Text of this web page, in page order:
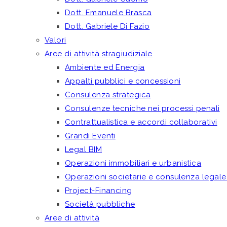
Dott. Emanuele Brasca
Dott. Gabriele Di Fazio
Valori
Aree di attività stragiudiziale
Ambiente ed Energia
Appalti pubblici e concessioni
Consulenza strategica
Consulenze tecniche nei processi penali
Contrattualistica e accordi collaborativi
Grandi Eventi
Legal BIM
Operazioni immobiliari e urbanistica
Operazioni societarie e consulenza legale
Project-Financing
Società pubbliche
Aree di attività